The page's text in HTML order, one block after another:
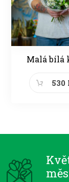
Malá bílá
530